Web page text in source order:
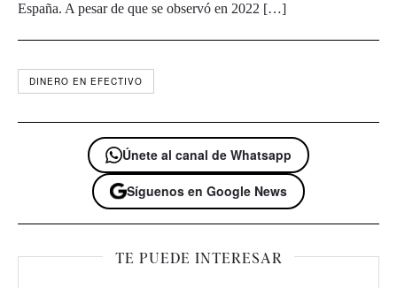
España. A pesar de que se observó en 2022 […]
DINERO EN EFECTIVO
Únete al canal de Whatsapp
Síguenos en Google News
TE PUEDE INTERESAR